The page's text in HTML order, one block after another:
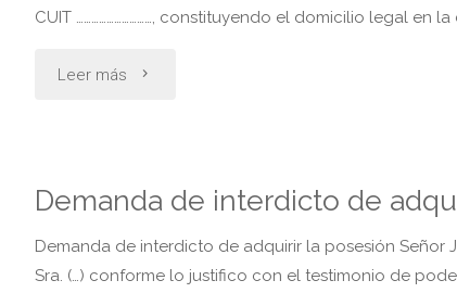
usado"
CUIT …………………………, constituyendo el domicilio legal en la
Leer más "Demanda
Demanda de interdicto de
Demanda de interdicto de adquirir la posesión Señor
Sra. (…) conforme lo justifico con el testimonio de